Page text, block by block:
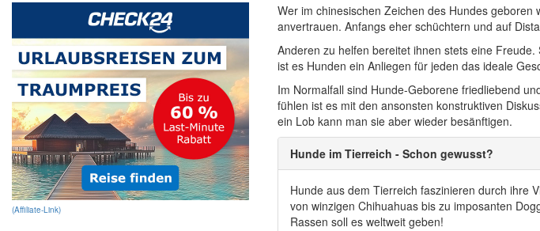
(Affiliate-Link)
Wer im chinesischen Zeichen des Hundes
anvertrauen. Anfangs eher schüchtern und auf
Anderen zu helfen bereitet ihnen stets eine
ist es Hunden ein Anliegen für jeden das ideale
Im Normalfall sind Hunde-Geborene friedliebend
fühlen ist es mit den ansonsten konstruktiven
ein Lob kann man sie aber wieder besänftigen.
Hunde im Tierreich - Schon gewusst?
Hunde aus dem Tierreich faszinieren durch ihre
von winzigen Chihuahuas bis zu imposanten
Rassen soll es weltweit geben!